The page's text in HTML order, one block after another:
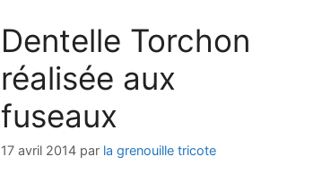
Dentelle Torchon
réalisée aux
fuseaux
17 avril 2014 par la grenouille tricote